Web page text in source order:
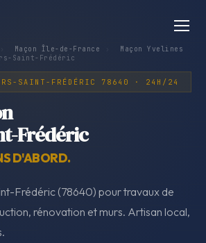
Maçon Île-de-France
Maçon Yvelines
Saint-Frédéric
SAINT-FRÉDÉRIC 78640 · 24H/24
Frédéric
D'ABORD.
Frédéric (78640) pour travaux de
rénovation et murs. Artisan local,